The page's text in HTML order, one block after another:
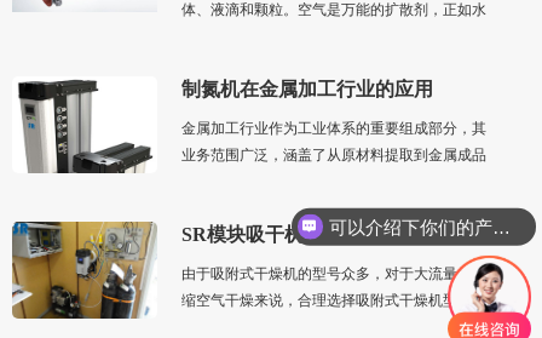
体、液滴和颗粒。空气是万能的扩散剂，正如水
气会 输送这些夹带的成分，而且常常是长距离
制氮机在金属加工行业的应用
金属加工行业作为工业体系的重要组成部分，其
业务范围广泛，涵盖了从原材料提取到金属成品
SR模块吸干机
由于吸附式干燥机的型号众多，对于大流量的压
缩空气干燥来说，合理选择吸附式干燥机型号是
非常重要的。选用吸附式干燥机，达到可靠的露
可以介绍下你们的产品么
你们是怎么收费的呢